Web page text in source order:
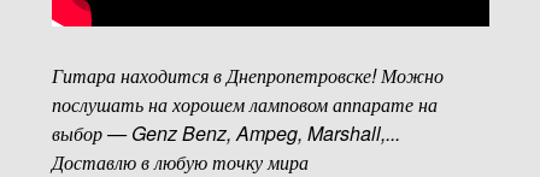
Гитара находится в Днепропетровске! Можно
послушать на хорошем ламповом аппарате на
выбор — Genz Benz, Ampeg, Marshall,...
Доставлю в любую точку мира